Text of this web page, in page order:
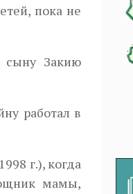
пока не
сыну Закию
работал в
г.), когда
мамы,